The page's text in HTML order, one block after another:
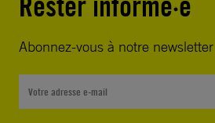
Abonnez-vous à notre